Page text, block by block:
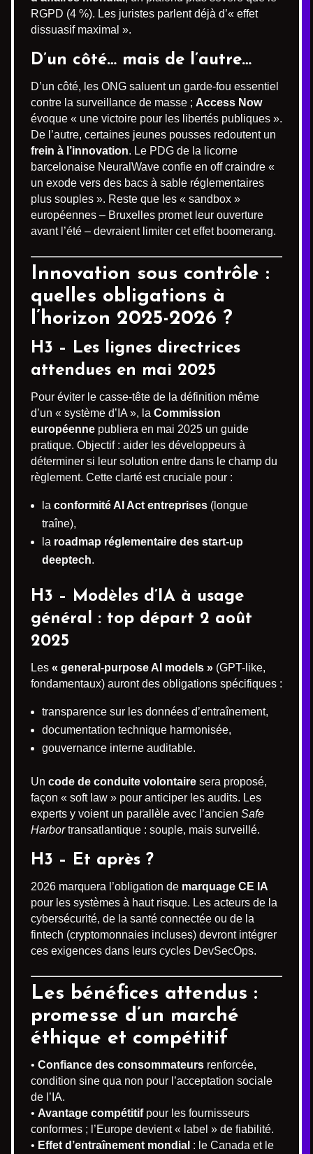
RGPD (4 %). Les juristes parlent déjà d’« effet
dissuasif maximal ».
D’un côté… mais de l’autre…
D’un côté, les ONG saluent un garde-fou essentiel
contre la surveillance de masse ; Access Now
évoque « une victoire pour les libertés publiques ».
De l’autre, certaines jeunes pousses redoutent un
frein à l’innovation. Le PDG de la licorne
barcelonaise NeuralWave confie en off craindre «
un exode vers des bacs à sable réglementaires
plus souples ». Reste que les « sandbox »
européennes – Bruxelles promet leur ouverture
avant l’été – devraient limiter cet effet boomerang.
Innovation sous contrôle :
quelles obligations à
l’horizon 2025-2026 ?
H3 – Les lignes directrices
attendues en mai 2025
Pour éviter le casse-tête de la définition même
d’un « système d’IA », la Commission
européenne publiera en mai 2025 un guide
pratique. Objectif : aider les développeurs à
déterminer si leur solution entre dans le champ du
règlement. Cette clarté est cruciale pour :
la conformité AI Act entreprises (longue
traîne),
la roadmap réglementaire des start-up
deeptech.
H3 – Modèles d’IA à usage
général : top départ 2 août
2025
Les « general-purpose AI models » (GPT-like,
fondamentaux) auront des obligations spécifiques :
transparence sur les données d’entraînement,
documentation technique harmonisée,
gouvernance interne auditable.
Un code de conduite volontaire sera proposé,
façon « soft law » pour anticiper les audits. Les
experts y voient un parallèle avec l’ancien Safe
Harbortransatlantique : souple, mais surveillé.
H3 – Et après ?
2026 marquera l’obligation de marquage CE IA
pour les systèmes à haut risque. Les acteurs de la
cybersécurité, de la santé connectée ou de la
fintech (cryptomonnaies incluses) devront intégrer
ces exigences dans leurs cycles DevSecOps.
Les bénéfices attendus :
promesse d’un marché
éthique et compétitif
• Confiance des consommateurs renforcée,
condition sine qua non pour l’acceptation sociale
de l’IA.
• Avantage compétitifpour les fournisseurs
conformes ; l’Europe devient « label » de fiabilité.
• Effet d’entraînement mondial : le Canada et le